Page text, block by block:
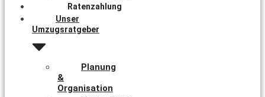
Ratenzahlung
Unser
Umzugsratgeber
Planung
&
Organisation